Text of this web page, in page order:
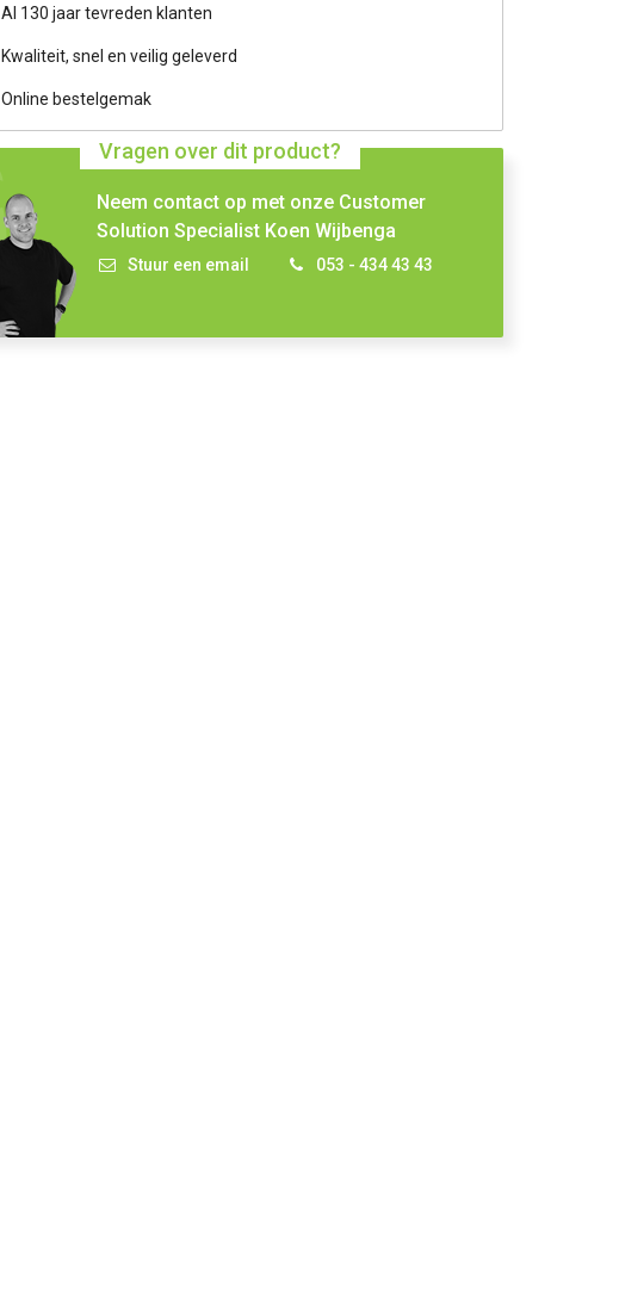
Al 130 jaar tevreden klanten
Kwaliteit, snel en veilig geleverd
Online bestelgemak
Vragen over dit product?
Neem contact op met onze Customer
Solution Specialist Koen Wijbenga
Stuur een email 053 - 434 43 43